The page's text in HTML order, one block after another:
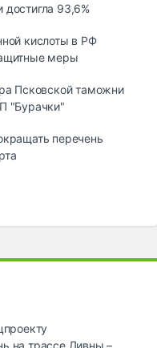
достигла 93,6%
кислоты в РФ
меры
Псковской таможни
"Бурачки"
перечень
на трассе Ливны –